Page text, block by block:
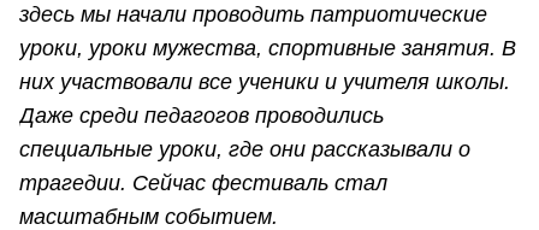
здесь мы начали проводить патриотические
уроки, уроки мужества, спортивные занятия. В
них участвовали все ученики и учителя школы.
Даже среди педагогов проводились
специальные уроки, где они рассказывали о
трагедии. Сейчас фестиваль стал
масштабным событием.